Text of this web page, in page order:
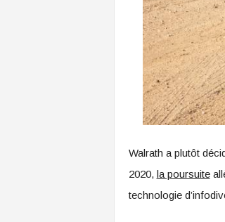
Walrath a plutôt
2020, la poursuite
technologie